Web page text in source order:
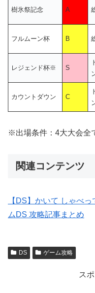
樹氷祭記念 A
フルムーン杯 B
レジェンド杯※ S
カウントダウン C
※出場条件：4大大会全
関連コンテンツ
【DS】かいて しゃべ
ムDS 攻略記事まとめ
DS ゲーム攻略
ス